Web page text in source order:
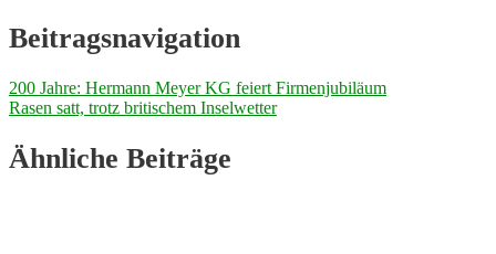
Beitragsnavigation
200 Jahre: Hermann Meyer KG feiert Firmenjubiläum
Rasen satt, trotz britischem Inselwetter
Ähnliche Beiträge